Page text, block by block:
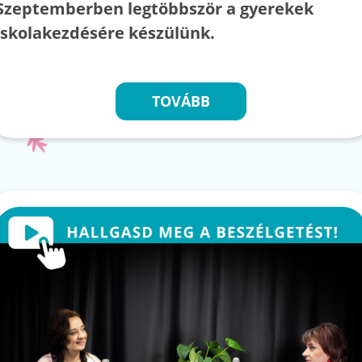
legtöbbször a gyerekek
készülünk.
TOVÁBB